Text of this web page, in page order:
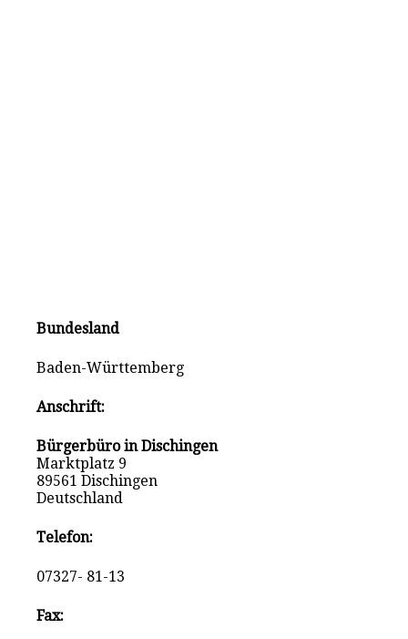
Bundesland
Baden-Württemberg
Anschrift:
Bürgerbüro in Dischingen
Marktplatz 9
89561 Dischingen
Deutschland
Telefon:
07327- 81-13
Fax: